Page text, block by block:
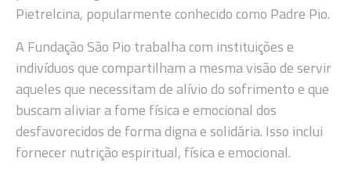
Pietrelcina, popularmente conhecido como Padre Pio.
A Fundação São Pio trabalha com instituições e
indivíduos que compartilham a mesma visão de servir
aqueles que necessitam de alívio do sofrimento e que
buscam aliviar a fome física e emocional dos
desfavorecidos de forma digna e solidária. Isso inclui
fornecer nutrição espiritual, física e emocional.